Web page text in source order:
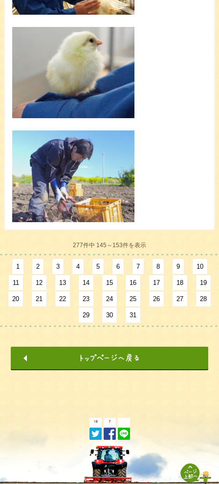
277件中 145～153件を表示
1 2 3 4 5 6 7 8 9 10
11 12 13 14 15 16 17 18 19
20 21 22 23 24 25 26 27 28
29 30 31